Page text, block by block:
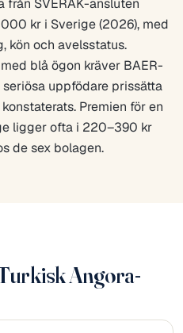
från SVERAK-ansluten
kr i Sverige (2026), med
kön och avelsstatus.
blå ögon kräver BAER-
uppfödare prissätta
Premien för en
ligger ofta i 220–390 kr
de sex bolagen.
Angora-